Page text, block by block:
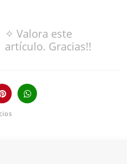
✧ Valora este
artículo. Gracias!!